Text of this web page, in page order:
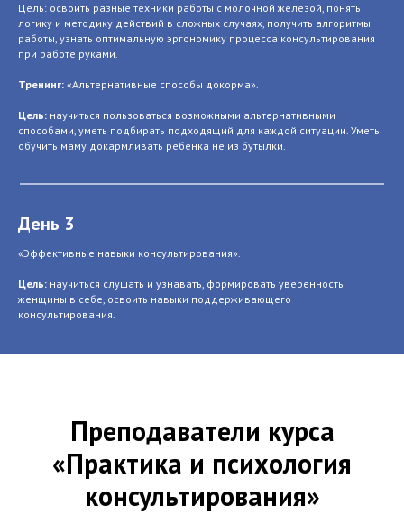
Цель: освоить разные техники работы с молочной железой, понять
логику и методику действий в сложных случаях, получить алгоритмы
работы, узнать оптимальную эргономику процесса консультирования
при работе руками.
Тренинг: «Альтернативные способы докорма».
Цель: научиться пользоваться возможными альтернативными
способами, уметь подбирать подходящий для каждой ситуации. Уметь
обучить маму докармливать ребенка не из бутылки.
День 3
«Эффективные навыки консультирования».
Цель: научиться слушать и узнавать, формировать уверенность
женщины в себе, освоить навыки поддерживающего
консультирования.
Преподаватели курса
«Практика и психология
консультирования»